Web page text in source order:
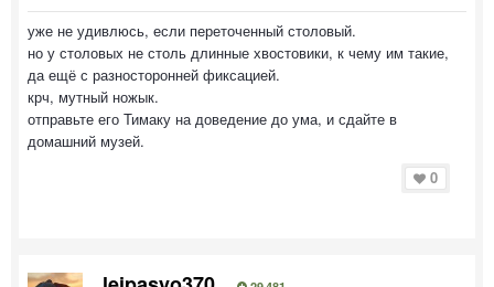
уже не удивлюсь, если переточенный столовый.
но у столовых не столь длинные хвостовики, к чему им такие,
да ещё с разносторонней фиксацией.
крч, мутный ножык.
отправьте его Тимаку на доведение до ума, и сдайте в
домашний музей.
0